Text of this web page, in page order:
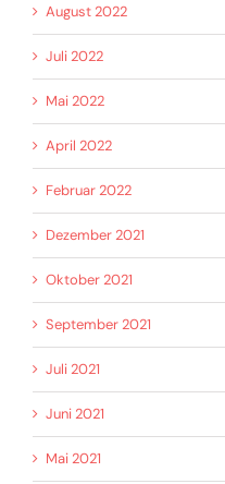
August 2022
Juli 2022
Mai 2022
April 2022
Februar 2022
Dezember 2021
Oktober 2021
September 2021
Juli 2021
Juni 2021
Mai 2021